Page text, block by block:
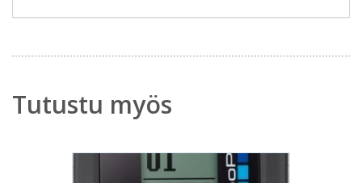
Tutustu myös